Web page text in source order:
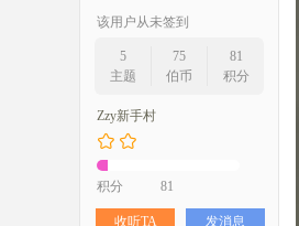
该用户从未签到
5
主题
75
伯币
81
积分
Zzy新手村
积分 81
收听TA 发消息